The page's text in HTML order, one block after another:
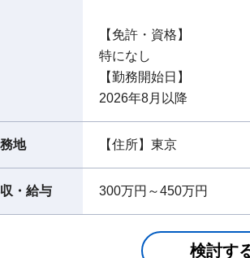
【免許・資格】
特になし
【勤務開始日】
2026年8月以降
地 【住所】東京
・給与 300万円～450万円
検討す